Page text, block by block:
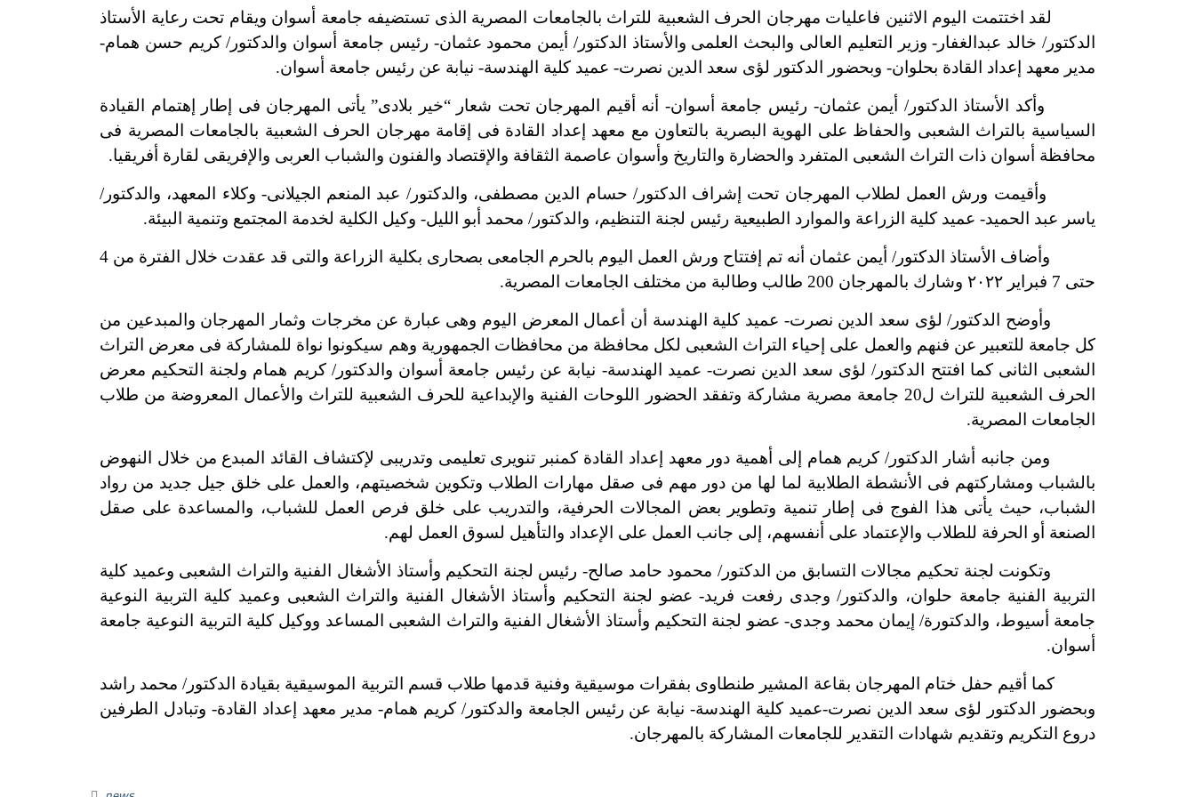
لقد اختتمت اليوم الاثنين فاعليات مهرجان الحرف الشعبية للتراث بالجامعات المصرية الذى تستضيفه جامعة أسوان ويقام تحت رعاية الأستاذ
الدكتور/ خالد عبدالغفار- وزير التعليم العالى والبحث العلمى والأستاذ الدكتور/ أيمن محمود عثمان- رئيس جامعة أسوان والدكتور/ كريم حسن همام-
مدير معهد إعداد القادة بحلوان- وبحضور الدكتور لؤى سعد الدين نصرت- عميد كلية الهندسة- نيابة عن رئيس جامعة أسوان.
وأكد الأستاذ الدكتور/ أيمن عثمان- رئيس جامعة أسوان- أنه أقيم المهرجان تحت شعار “خير بلادى” يأتى المهرجان فى إطار إهتمام القيادة
السياسية بالتراث الشعبى والحفاظ على الهوية البصرية بالتعاون مع معهد إعداد القادة فى إقامة مهرجان الحرف الشعبية بالجامعات المصرية فى
محافظة أسوان ذات التراث الشعبى المتفرد والحضارة والتاريخ وأسوان عاصمة الثقافة والإقتصاد والفنون والشباب العربى والإفريقى لقارة أفريقيا.
وأقيمت ورش العمل لطلاب المهرجان تحت إشراف الدكتور/ حسام الدين مصطفى، والدكتور/ عبد المنعم الجيلانى- وكلاء المعهد، والدكتور/
ياسر عبد الحميد- عميد كلية الزراعة والموارد الطبيعية رئيس لجنة التنظيم، والدكتور/ محمد أبو الليل- وكيل الكلية لخدمة المجتمع وتنمية البيئة.
وأضاف الأستاذ الدكتور/ أيمن عثمان أنه تم إفتتاح ورش العمل اليوم بالحرم الجامعى بصحارى بكلية الزراعة والتى قد عقدت خلال الفترة من 4
حتى 7 فبراير ٢٠٢٢ وشارك بالمهرجان 200 طالب وطالبة من مختلف الجامعات المصرية.
وأوضح الدكتور/ لؤى سعد الدين نصرت- عميد كلية الهندسة أن أعمال المعرض اليوم وهى عبارة عن مخرجات وثمار المهرجان والمبدعين من
كل جامعة للتعبير عن فنهم والعمل على إحياء التراث الشعبى لكل محافظة من محافظات الجمهورية وهم سيكونوا نواة للمشاركة فى معرض التراث
الشعبى الثانى كما افتتح الدكتور/ لؤى سعد الدين نصرت- عميد الهندسة- نيابة عن رئيس جامعة أسوان والدكتور/ كريم همام ولجنة التحكيم معرض
الحرف الشعبية للتراث ل20 جامعة مصرية مشاركة وتفقد الحضور اللوحات الفنية والإبداعية للحرف الشعبية للتراث والأعمال المعروضة من طلاب
الجامعات المصرية.
ومن جانبه أشار الدكتور/ كريم همام إلى أهمية دور معهد إعداد القادة كمنبر تنويرى تعليمى وتدريبى لإكتشاف القائد المبدع من خلال النهوض
بالشباب ومشاركتهم فى الأنشطة الطلابية لما لها من دور مهم فى صقل مهارات الطلاب وتكوين شخصيتهم، والعمل على خلق جيل جديد من رواد
الشباب، حيث يأتى هذا الفوج فى إطار تنمية وتطوير بعض المجالات الحرفية، والتدريب على خلق فرص العمل للشباب، والمساعدة على صقل
الصنعة أو الحرفة للطلاب والإعتماد على أنفسهم، إلى جانب العمل على الإعداد والتأهيل لسوق العمل لهم.
وتكونت لجنة تحكيم مجالات التسابق من الدكتور/ محمود حامد صالح- رئيس لجنة التحكيم وأستاذ الأشغال الفنية والتراث الشعبى وعميد كلية
التربية الفنية جامعة حلوان، والدكتور/ وجدى رفعت فريد- عضو لجنة التحكيم وأستاذ الأشغال الفنية والتراث الشعبى وعميد كلية التربية النوعية
جامعة أسيوط، والدكتورة/ إيمان محمد وجدى- عضو لجنة التحكيم وأستاذ الأشغال الفنية والتراث الشعبى المساعد ووكيل كلية التربية النوعية جامعة
أسوان.
كما أقيم حفل ختام المهرجان بقاعة المشير طنطاوى بفقرات موسيقية وفنية قدمها طلاب قسم التربية الموسيقية بقيادة الدكتور/ محمد راشد
وبحضور الدكتور لؤى سعد الدين نصرت-عميد كلية الهندسة- نيابة عن رئيس الجامعة والدكتور/ كريم همام- مدير معهد إعداد القادة- وتبادل الطرفين
دروع التكريم وتقديم شهادات التقدير للجامعات المشاركة بالمهرجان.